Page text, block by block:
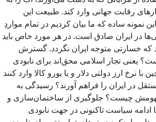
رقابت جهانی وارد کند. طبیعت این
نمونه ساده که ما بیان کردیم در تمام مواردِ
در ایران صادق است. در هر مورد خاص باید
که خسارتی متوجه ایران نگردد. گسترش
یعنی تجار اسلامی محق‌اند برای نابودی
با نرخ ارز دولتی دلار و یا یورو کالا وارد کنند
در ایران را فراهم آورند؟ رسیدگی به
چیست؟ جلوگیری از ساختمان‌سازی و
ادامه سیاست تاکنونی در جهت نابودی